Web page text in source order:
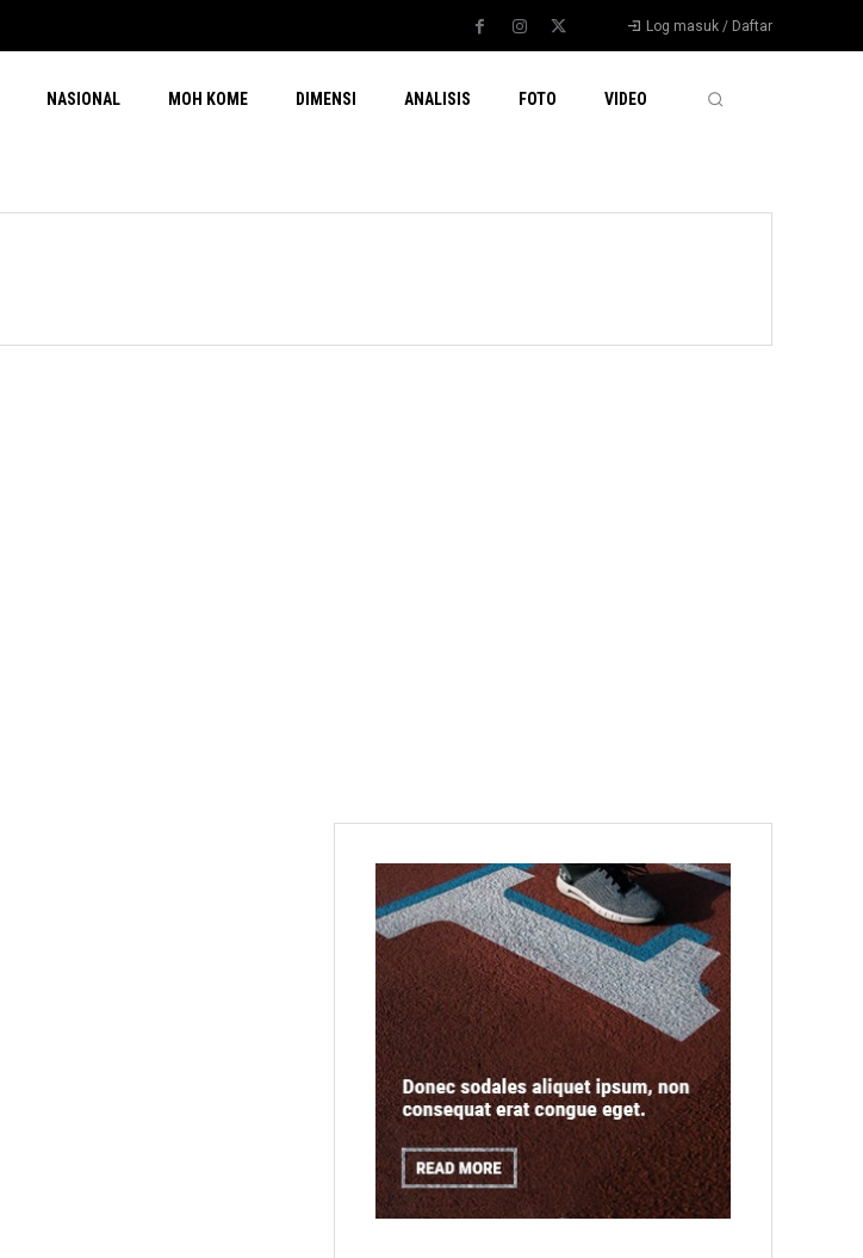
Log masuk / Daftar
NASIONAL MOH KOME DIMENSI ANALISIS FOTO VIDEO